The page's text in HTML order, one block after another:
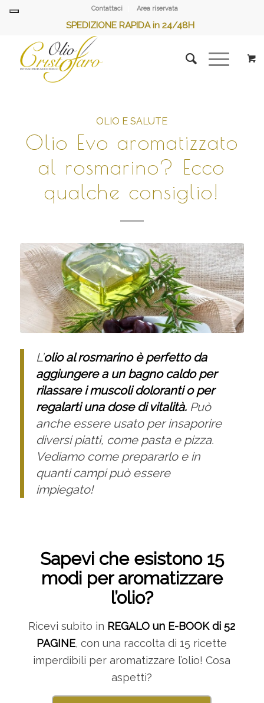
Contattaci Area riservata
SPEDIZIONE RAPIDA in 24/48H
OLIO E SALUTE
Olio Evo aromatizzato
al rosmarino? Ecco
qualche consiglio!
L’olio al rosmarino è perfetto da
aggiungere a un bagno caldo per
rilassare i muscoli doloranti o per
regalarti una dose di vitalità. Può
anche essere usato per insaporire
diversi piatti, come pasta e pizza.
Vediamo come prepararlo e in
quanti campi può essere
impiegato!
Sapevi che esistono 15
modi per aromatizzare
l’olio?
Ricevi subito in REGALO un E-BOOK di 52
PAGINE, con una raccolta di 15 ricette
imperdibili per aromatizzare l’olio! Cosa
aspetti?